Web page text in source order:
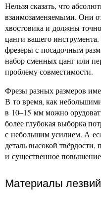
Нельзя сказать, что
взаимозаменяемыми. Они
хвостовика и должны точно
цанги вашего
фрезеры с посадочным
набор сменных цанг или
проблему совместимости.
Фрезы разных размеров
В то время, как
в 10–15 мм можно
более глубокая выборка
с небольшим усилием. А
деталь высокой твёрдости,
и существенное
Материалы